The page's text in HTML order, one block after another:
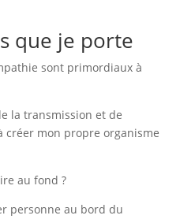
que je porte
sont primordiaux à
la transmission et de
créer mon propre organisme
au fond ?
personne au bord du